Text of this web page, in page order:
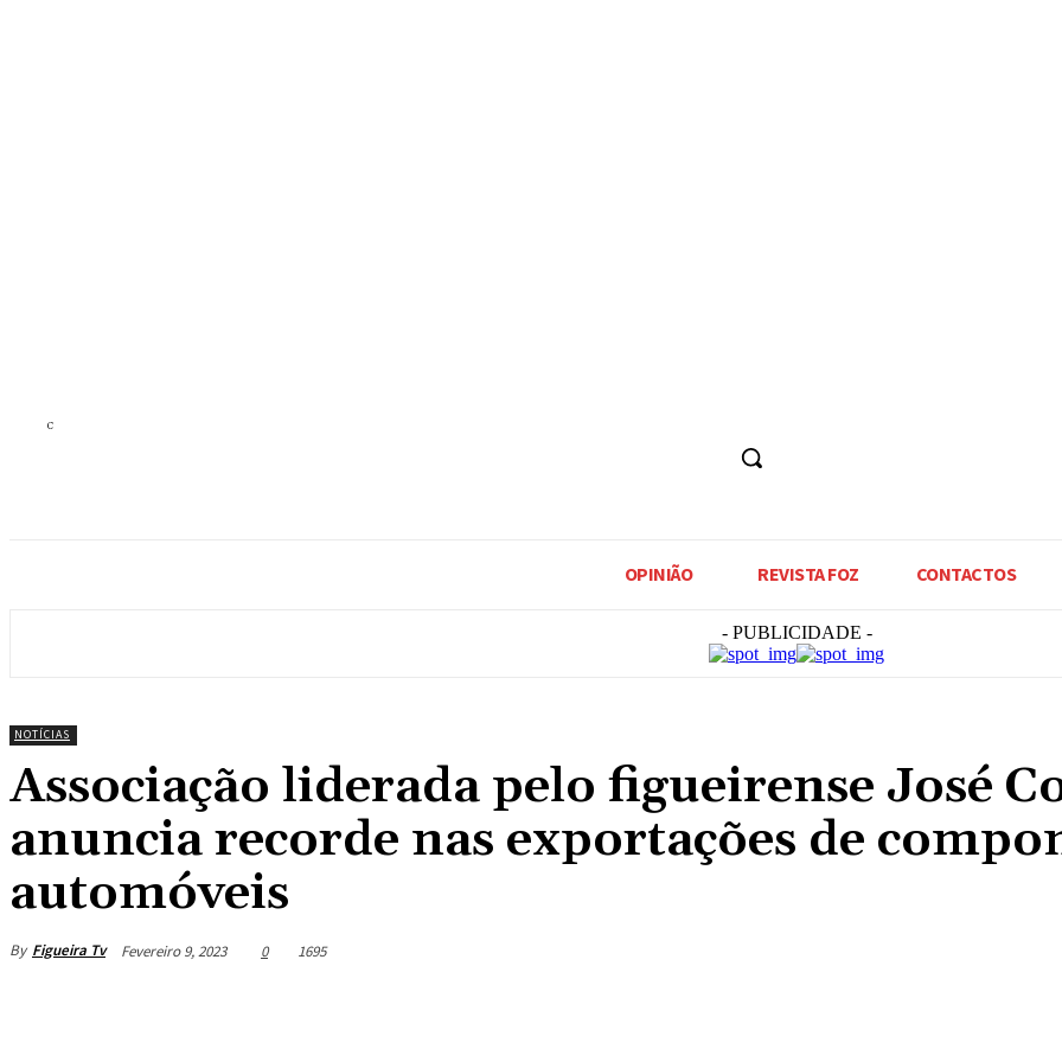
C
OPINIÃO REVISTA FOZ CONTACTOS
- PUBLICIDADE -
NOTÍCIAS
Associação liderada pelo figueirense José
anuncia recorde nas exportações de
automóveis
By Figueira Tv Fevereiro 9, 2023 0 1695